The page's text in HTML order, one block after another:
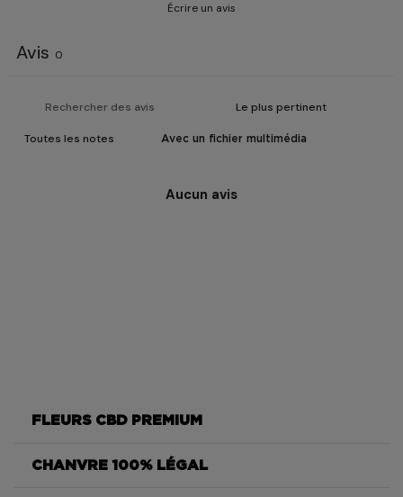
Écrire un avis
Avis 0
Avec un fichier multimédia
Aucun avis
FLEURS CBD PREMIUM
CHANVRE 100% LÉGAL